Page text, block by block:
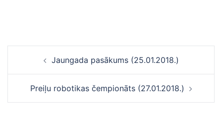
navigācijaJaungada pasākums (25.01.2018.)
Preiļu robotikas čempionāts (27.01.2018.)